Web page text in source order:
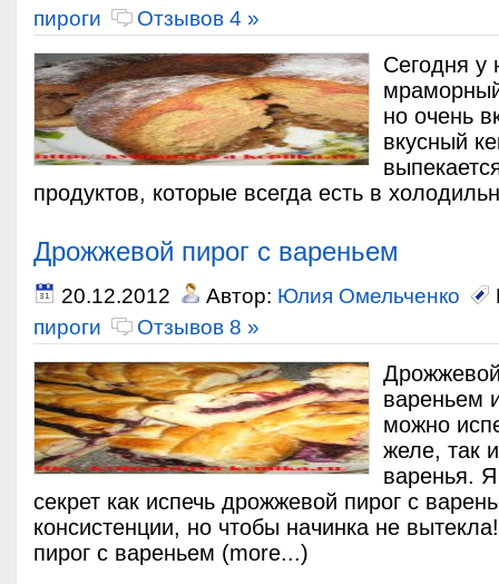
пироги
Отзывов 4 »
Сегодня у
но очень
вкусный
продуктов, которые всегда есть в
Дрожжевой пирог с вареньем
20.12.2012 Автор: Юлия Омельченко
пироги
Отзывов 8 »
вареньем
можно
желе, так
варенья.
секрет как испечь дрожжевой пирог с
консистенции, но чтобы начинка не
пирог с вареньем (more...)